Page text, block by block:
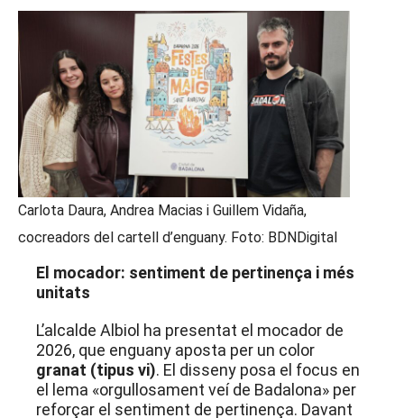
Carlota Daura, Andrea Macias i Guillem Vidaña,
cocreadors del cartell d’enguany. Foto: BDNDigital
El mocador: sentiment de pertinença i més
unitats
L’alcalde Albiol ha presentat el mocador de
2026, que enguany aposta per un color
granat (tipus vi). El disseny posa el focus en
el lema «orgullosament veí de Badalona» per
reforçar el sentiment de pertinença. Davant